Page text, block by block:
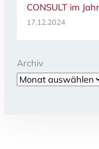
CONSULT im
17.12.2024
Archiv